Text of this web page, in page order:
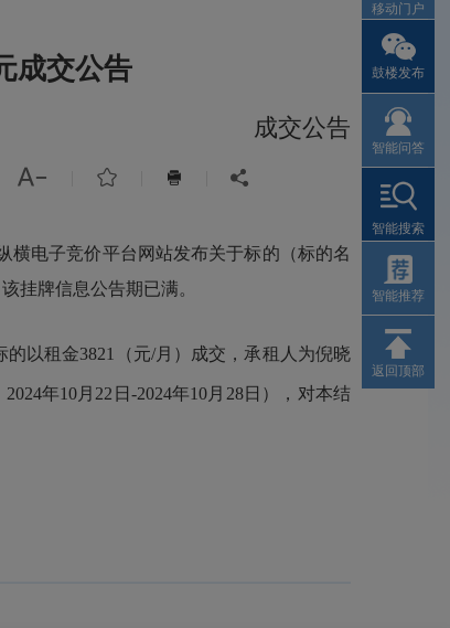
成交公告
成交公告
   
横电子竞价平台网站发布关于标的（标的名
挂牌信息公告期已满。
以租金3821（元/月）成交，承租人为倪晓
年10月22日-2024年10月28日），对本结
移动门户
鼓楼发布
智能问答
智能搜索
智能推荐
返回顶部